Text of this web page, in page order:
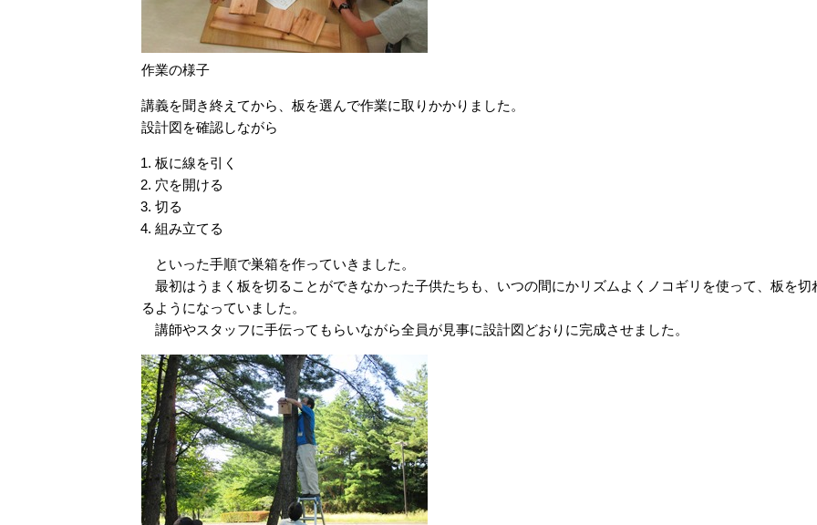
作業の様子
講義を聞き終えてから、板を選んで作業に取りかかりました。
設計図を確認しながら
板に線を引く
穴を開ける
切る
組み立てる
といった手順で巣箱を作っていきました。
最初はうまく板を切ることができなかった子供たちも、いつの間にかリズムよくノコギリを使って、板を切
るようになっていました。
講師やスタッフに手伝ってもらいながら全員が見事に設計図どおりに完成させました。